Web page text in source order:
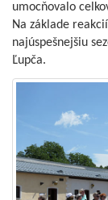
umocňovalo
Na základe
najúspešnejšiu
Ľupča.